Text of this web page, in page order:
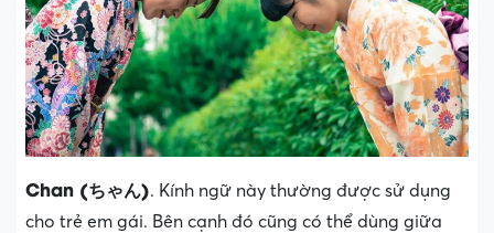
Chan (ちゃん). Kính ngữ này thường được sử dụng
cho trẻ em gái. Bên cạnh đó cũng có thể dùng giữa